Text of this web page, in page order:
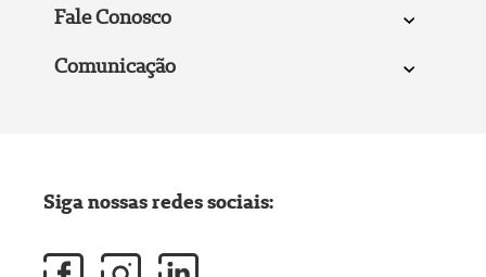
Fale Conosco
Comunicação
Siga nossas redes sociais: